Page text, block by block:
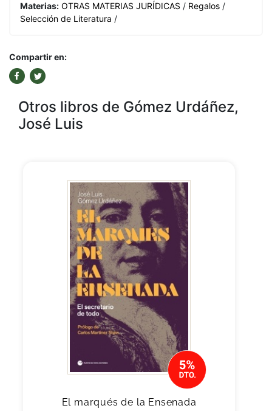
Materias: OTRAS MATERIAS JURÍDICAS / Regalos /
Selección de Literatura /
Compartir en:
Otros libros de Gómez Urdáñez,
José Luis
El marqués de la Ensenada